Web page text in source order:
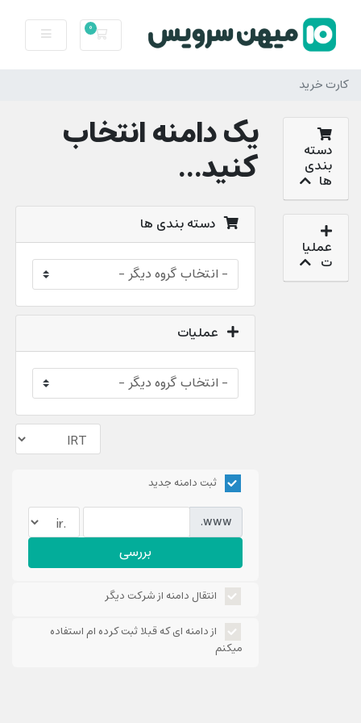
0
کارت خرید
کارت خرید
دسته
بندی
ها
عملیا
ت
یک دامنه انتخاب
کنید...
دسته بندی ها
عملیات
ثبت دامنه جدید
www.
بررسی
انتقال دامنه از شرکت دیگر
از دامنه ای که قبلا ثبت کرده ام استفاده
میکنم